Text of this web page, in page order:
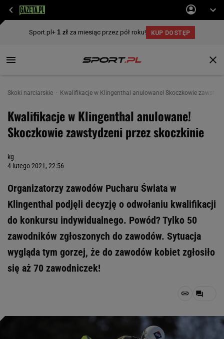
Skoki narciarskie Kwalifikacje w Klingenthal anulowane! Skoczkowie
Kwalifikacje w Klingenthal anulowane!
Skoczkowie zawstydzeni przez skoczkinie
kg
4 lutego 2021, 22:56
Organizatorzy zawodów Pucharu Świata w
Klingenthal podjęli decyzję o odwołaniu kwalifikacji
do konkursu indywidualnego. Powód? Tylko 50
zawodników zgłoszonych do zawodów. Sytuacja
wygląda tym gorzej, że do zawodów kobiet zgłosiło
się aż 70 zawodniczek!